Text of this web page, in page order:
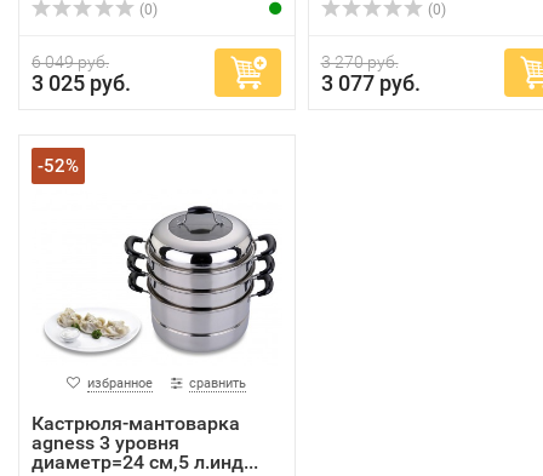
(0)
6 049 руб.
3 025 руб.
(0)
3 270 руб.
3 077 руб.
-52%
избранное сравнить
Кастрюля-мантоварка
agness 3 уровня
диаметр=24 см,5 л.инд...